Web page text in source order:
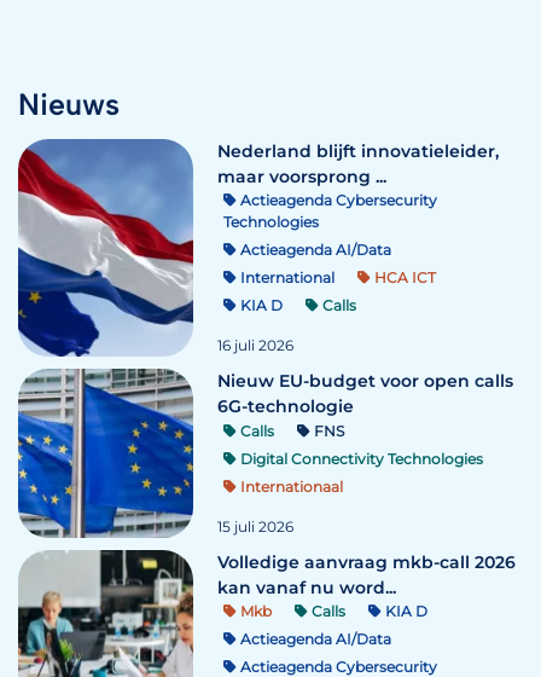
Nieuws
Nederland blijft innovatieleider,
maar voorsprong ...
Actieagenda Cybersecurity
Technologies
Actieagenda AI/Data
International
HCA ICT
KIA D
Calls
16 juli 2026
Nieuw EU-budget voor open calls
6G-technologie
Calls
FNS
Digital Connectivity Technologies
Internationaal
15 juli 2026
Volledige aanvraag mkb-call 2026
kan vanaf nu word...
Mkb Calls
KIA D
Actieagenda AI/Data
Actieagenda Cybersecurity